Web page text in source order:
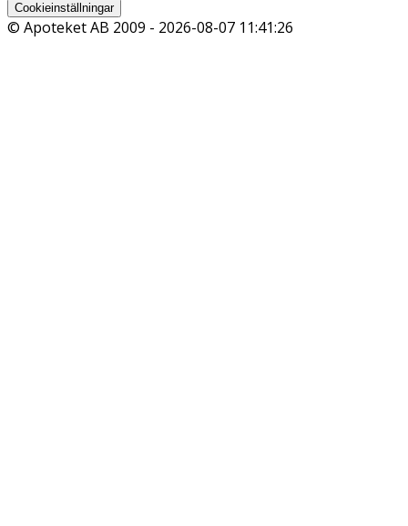
Cookieinställningar
© Apoteket AB 2009 - 2026-08-07 11:41:26